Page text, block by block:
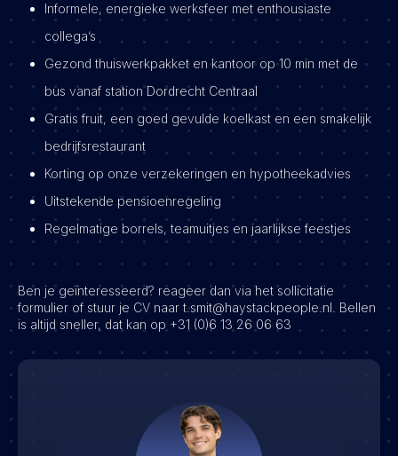
Informele, energieke werksfeer met enthousiaste
collega’s
Gezond thuiswerkpakket en kantoor op 10 min met de
bus vanaf station Dordrecht Centraal
Gratis fruit, een goed gevulde koelkast en een smakelijk
bedrijfsrestaurant
Korting op onze verzekeringen en hypotheekadvies
Uitstekende pensioenregeling
Regelmatige borrels, teamuitjes en jaarlijkse feestjes
Ben je geïnteresseerd? reageer dan via het sollicitatie
formulier of stuur je CV naar t.smit@haystackpeople.nl. Bellen
is altijd sneller, dat kan op +31 (0)6 13 26 06 63